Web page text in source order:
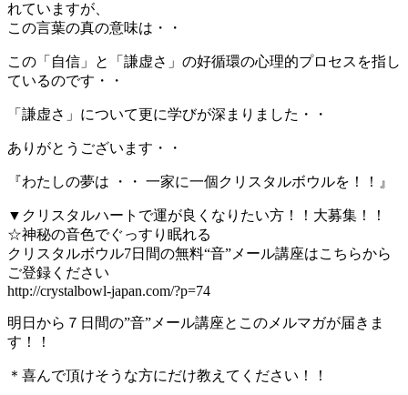
れていますが、
この言葉の真の意味は・・
この「自信」と「謙虚さ」の好循環の心理的プロセスを指し
ているのです・・
「謙虚さ」について更に学びが深まりました・・
ありがとうございます・・
『わたしの夢は ・・ 一家に一個クリスタルボウルを！！』
▼クリスタルハートで運が良くなりたい方！！大募集！！
☆神秘の音色でぐっすり眠れる
クリスタルボウル7日間の無料“音”メール講座はこちらから
ご登録ください
http://crystalbowl-japan.com/?p=74
明日から７日間の”音”メール講座とこのメルマガが届きま
す！！
＊喜んで頂けそうな方にだけ教えてください！！